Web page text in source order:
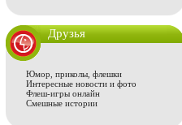
Друзья
Юмор, приколы, флешки
Интересные новости и фото
Флеш-игры онлайн
Смешные истории